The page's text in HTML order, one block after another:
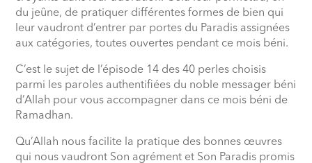
du jeûne, de pratiquer différentes formes de bien qui
leur vaudront d’entrer par portes du Paradis assignées
aux catégories, toutes ouvertes pendant ce mois béni.
C’est le sujet de l’épisode 14 des 40 perles choisis
parmi les paroles authentifiées du noble messager béni
d’Allah pour vous accompagner dans ce mois béni de
Ramadhan.
Qu’Allah nous facilite la pratique des bonnes œuvres
qui nous vaudront Son agrément et Son Paradis promis